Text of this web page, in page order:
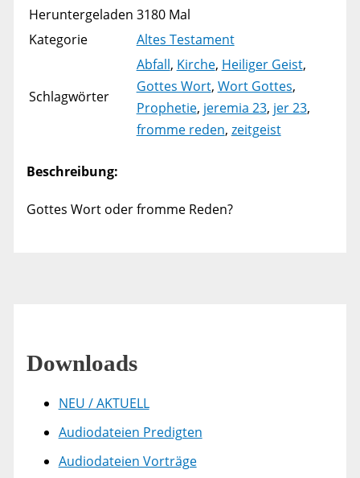
Heruntergeladen 3180 Mal
Kategorie
Altes Testament
Schlagwörter
Abfall, Kirche, Heiliger Geist,
Gottes Wort, Wort Gottes,
Prophetie, jeremia 23, jer 23,
fromme reden, zeitgeist
Beschreibung:
Gottes Wort oder fromme Reden?
Downloads
NEU / AKTUELL
Audiodateien Predigten
Audiodateien Vorträge